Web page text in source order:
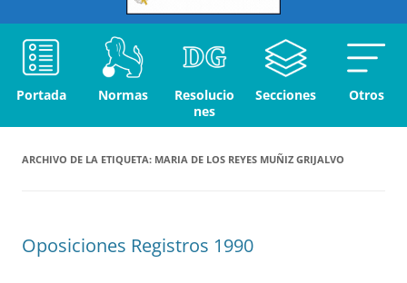
Portada Normas
Resolucio
nes
Secciones Otros
ARCHIVO DE LA ETIQUETA: MARIA DE LOS REYES MUÑIZ GRIJALVO
Oposiciones Registros 1990